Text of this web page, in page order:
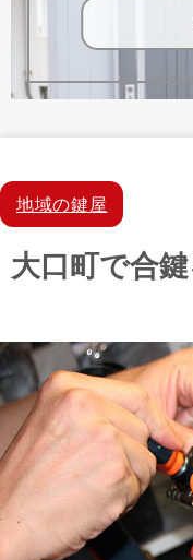
地域の鍵屋
大口町で合